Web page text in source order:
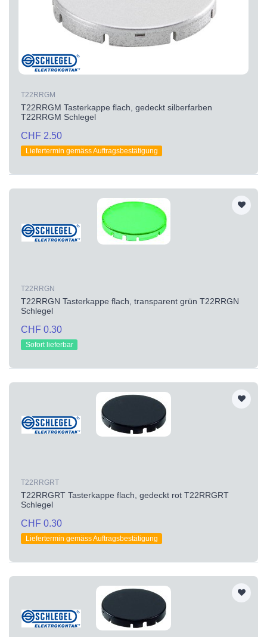
T22RRGM
T22RRGM Tasterkappe flach, gedeckt silberfarben
T22RRGM Schlegel
CHF 2.50
Liefertermin gemäss Auftragsbestätigung
T22RRGN
T22RRGN Tasterkappe flach, transparent grün T22RRGN
Schlegel
CHF 0.30
Sofort lieferbar
T22RRGRT
T22RRGRT Tasterkappe flach, gedeckt rot T22RRGRT
Schlegel
CHF 0.30
Liefertermin gemäss Auftragsbestätigung